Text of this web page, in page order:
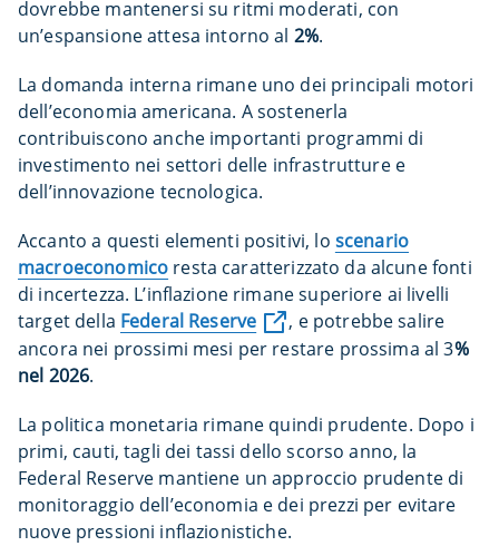
dovrebbe mantenersi su ritmi moderati, con
un’espansione attesa intorno al 2%.
La domanda interna rimane uno dei principali motori
dell’economia americana. A sostenerla
contribuiscono anche importanti programmi di
investimento nei settori delle infrastrutture e
dell’innovazione tecnologica.
Accanto a questi elementi positivi, lo scenario
macroeconomico resta caratterizzato da alcune fonti
di incertezza. L’inflazione rimane superiore ai livelli
target della Federal Reserve
, e potrebbe salire
ancora nei prossimi mesi per restare prossima al 3%
nel 2026.
La politica monetaria rimane quindi prudente. Dopo i
primi, cauti, tagli dei tassi dello scorso anno, la
Federal Reserve mantiene un approccio prudente di
monitoraggio dell’economia e dei prezzi per evitare
nuove pressioni inflazionistiche.